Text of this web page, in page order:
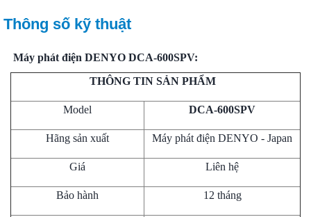
Thông số kỹ thuật
Máy phát điện DENYO DCA-600SPV:
THÔNG TIN SẢN PHẨM
Model DCA-600SPV
Hãng sản xuất Máy phát điện DENYO - Japan
Giá Liên hệ
Bảo hành 12 tháng